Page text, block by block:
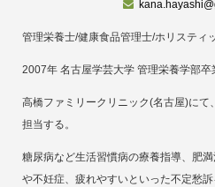
管理栄養士/健康食品管理士/ホリスティ
2007年 名古屋学芸大学 管理栄養学部卒
高橋ファミリークリニック(名古屋)にて
担当する。
糖尿病など生活習慣病の療養指導、肥
や不妊症、疲れやすいといった不定愁